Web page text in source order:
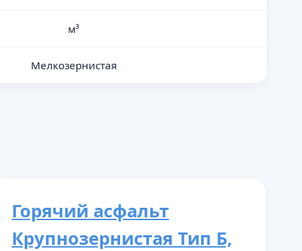
м³
Мелкозернистая
Горячий асфальт
Крупнозернистая Тип Б,